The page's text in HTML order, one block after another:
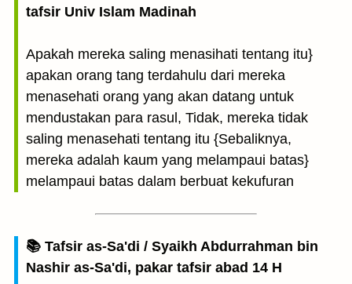
tafsir Univ Islam Madinah
Apakah mereka saling menasihati tentang itu}
apakan orang tang terdahulu dari mereka
menasehati orang yang akan datang untuk
mendustakan para rasul, Tidak, mereka tidak
saling menasehati tentang itu {Sebaliknya,
mereka adalah kaum yang melampaui batas}
melampaui batas dalam berbuat kekufuran
📚 Tafsir as-Sa'di / Syaikh Abdurrahman bin
Nashir as-Sa'di, pakar tafsir abad 14 H